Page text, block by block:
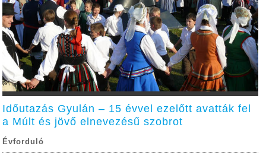
Időutazás Gyulán – 15 évvel ezelőtt avatták fel
a Múlt és jövő elnevezésű szobrot
Évforduló